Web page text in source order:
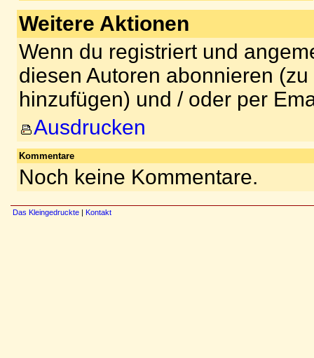
Weitere Aktionen
Wenn du registriert und
diesen Autoren abonnieren
hinzufügen) und / oder per
Ausdrucken
Kommentare
Noch keine Kommentare.
Das Kleingedruckte | Kontakt